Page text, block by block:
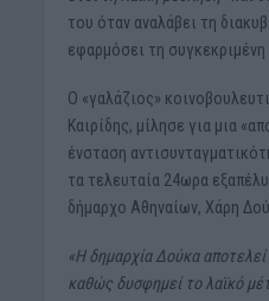
του όταν αναλάβει τη
εφαρμόσει τη συγκεκριμένη
Ο «γαλάζιος»
Καιρίδης, μίλησε για μια
ένσταση
τα τελευταία 24ωρα
δήμαρχο Αθηναίων, Χάρη
«Η δημαρχία Δούκα
καθώς δυσφημεί το λαϊκό